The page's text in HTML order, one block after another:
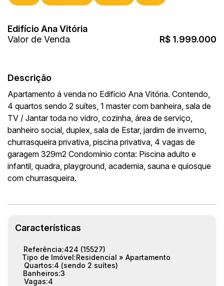
Edifício Ana Vitória
R$ 1.999.000
Valor de Venda
Descrição
Apartamento á venda no Edifício Ana Vitória. Contendo,
4 quartos sendo 2 suítes, 1 master com banheira, sala de
TV / Jantar toda no vidro, cozinha, área de serviço,
banheiro social, duplex, sala de Estar, jardim de inverno,
churrasqueira privativa, piscina privativa, 4 vagas de
garagem 329m2 Condomínio conta: Piscina adulto e
infantil, quadra, playground, academia, sauna e quiosque
com churrasqueira.
Características
Referência:424 (15527)
Tipo de Imóvel:Residencial » Apartamento
Quartos:4 (sendo 2 suítes)
Banheiros:3
Vagas:4